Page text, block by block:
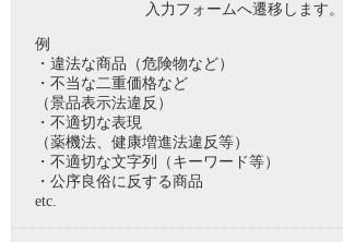
入力フォームへ遷移します。
例
・違法な商品（危険物など）
・不当な二重価格など
（景品表示法違反）
・不適切な表現
（薬機法、健康増進法違反等）
・不適切な文字列（キーワード等）
・公序良俗に反する商品
etc.